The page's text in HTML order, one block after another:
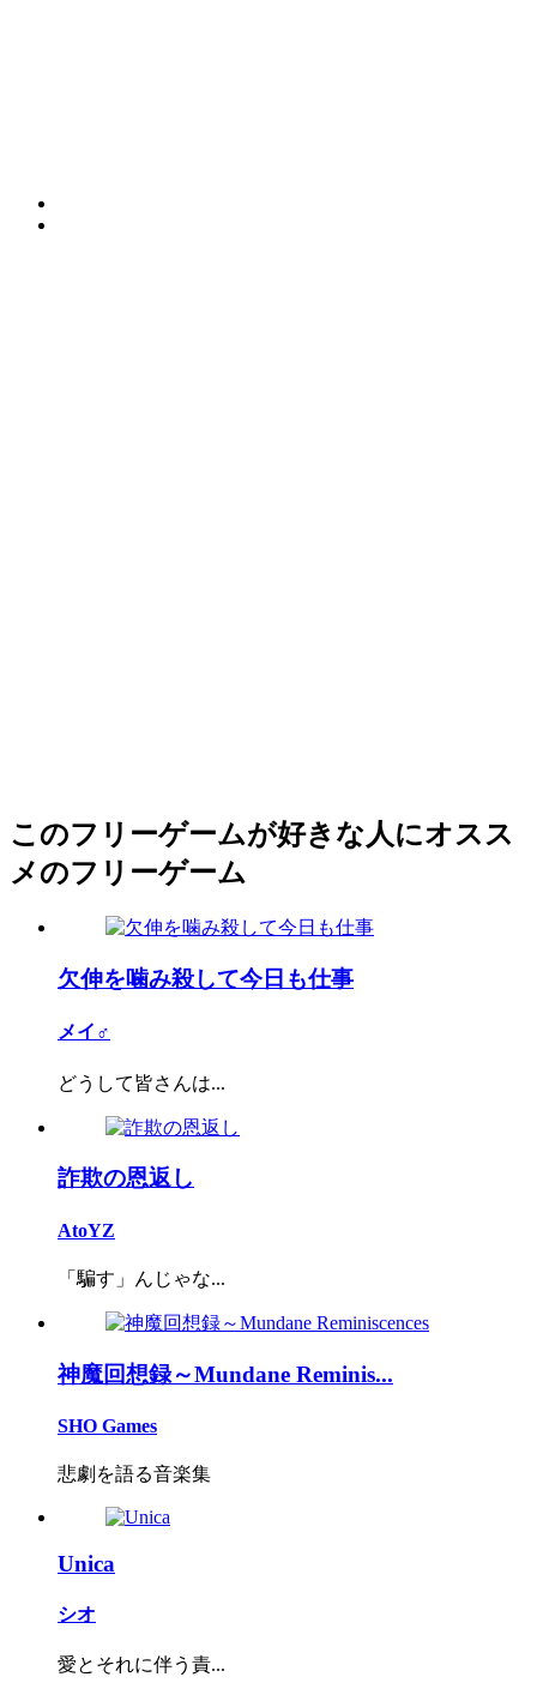
このフリーゲームが好きな人にオスス
メのフリーゲーム
欠伸を噛み殺して今日も仕事
メイ♂
どうして皆さんは...
詐欺の恩返し
AtoYZ
「騙す」んじゃな...
神魔回想録～Mundane Reminis...
SHO Games
悲劇を語る音楽集
Unica
シオ
愛とそれに伴う責...